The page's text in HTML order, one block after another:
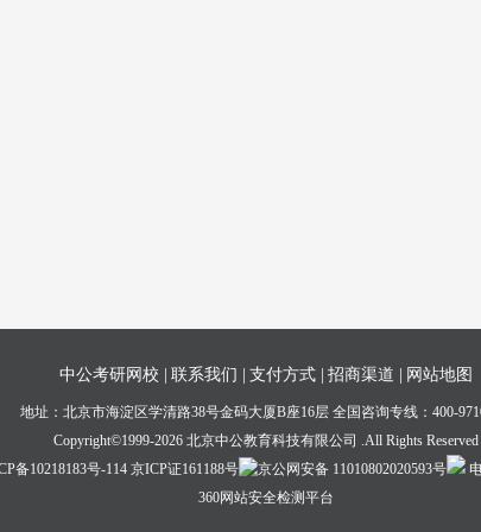
中公考研网校 | 联系我们 | 支付方式 | 招商渠道 | 网站地图
地址：北京市海淀区学清路38号金码大厦B座16层 全国咨询专线：400-
Copyright©1999-2026 北京中公教育科技有限公司 .All Rights Reserved
备10218183号-114京ICP证161188号 京公网安备 11010802020593号
360网站安全检测平台